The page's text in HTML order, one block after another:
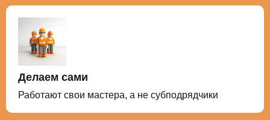
Делаем сами
Работают свои мастера, а не субподрядчики